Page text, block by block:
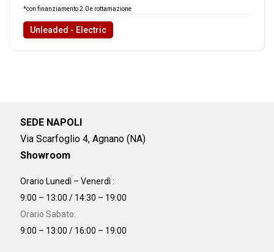
*con finanziamento 2.0 e rottamazione
Unleaded - Electric
SEDE NAPOLI
Via Scarfoglio 4, Agnano (NA)
Showroom
Orario Lunedì – Venerdì :
9:00 – 13:00 / 14:30 – 19:00
Orario Sabato:
9:00 – 13:00 / 16:00 – 19:00